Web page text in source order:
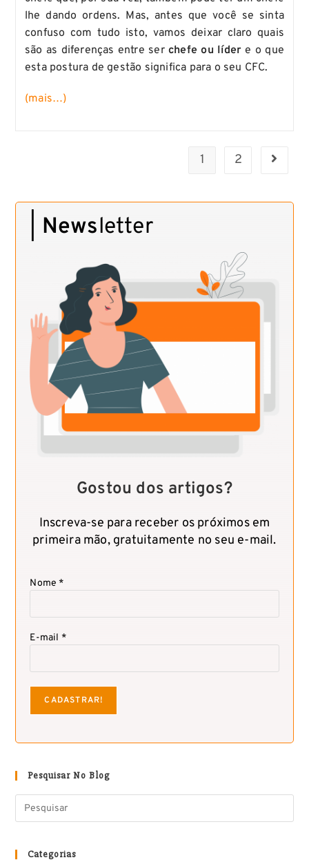
lhe dando ordens. Mas, antes que você se sinta
confuso com tudo isto, vamos deixar claro quais
são as diferenças entre serchefe ou líder e o que
esta postura de gestão significa para o seu CFC.
(mais…)
1 2
Newsletter
Gostou dos artigos?
Inscreva-se para receber os próximos em
primeira mão, gratuitamente no seu e-mail.
Nome *
E-mail *
Pesquisar No Blog
Categorias